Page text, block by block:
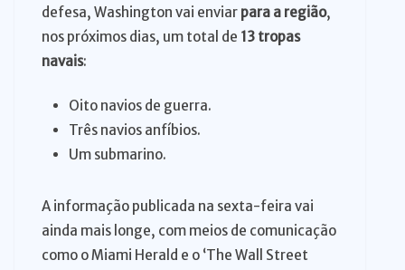
defesa, Washington vai enviar para a região,
nos próximos dias, um total de 13 tropas
navais:
Oito navios de guerra.
Três navios anfíbios.
Um submarino.
A informação publicada na sexta-feira vai
ainda mais longe, com meios de comunicação
como o Miami Herald e o ‘The Wall Street